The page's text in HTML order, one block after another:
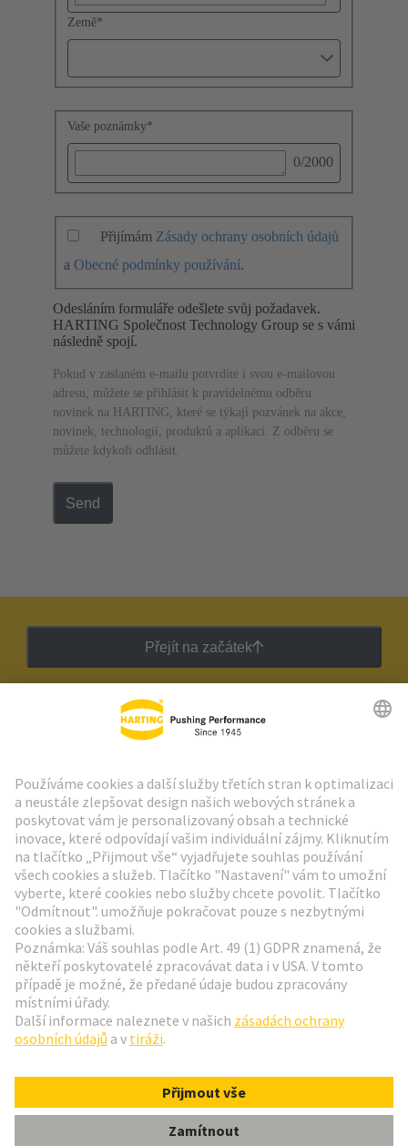
Země*
Vaše poznámky*
0/2000
Přijímám Zásady ochrany osobních údajů
a Obecné podmínky používání.
Odesláním formuláře odešlete svůj požadavek.
HARTING Společnost Technology Group se s vámi
následně spojí.
Pokud v zaslaném e-mailu potvrdíte i svou e-mailovou
adresu, můžete se přihlásit k pravidelnému odběru
novinek na HARTING, které se týkají pozvánek na akce,
novinek, technologií, produktů a aplikací. Z odběru se
můžete kdykoli odhlásit.
Send
Přejít na začátek
Zpravodaj HARTING
Přejít na registraci
Social Media
Česká republika
© Technologická skupina HARTING